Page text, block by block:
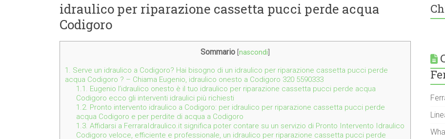
idraulico per riparazione cassetta pucci perde acqua
Codigoro
Sommario nascondi
1. Serve un idraulico a Codigoro? Hai bisogno di un idraulico per riparazione cassetta pucci perde
acqua Codigoro ? – Chiama Eugenio, idraulico onesto a Codigoro 320 5590333
1.1. Eugenio l’idraulico onesto è il tuo idraulico per riparazione cassetta pucci perde acqua
Codigoro ecco gli interventi idraulici più richiesti
1.2. Pronto intervento idraulico a Codigoro: per idraulico per riparazione cassetta pucci perde
acqua Codigoro e per perdite di acqua a Codigoro
1.3. Affidarsi a FerraraIdraulico.it significa poter contare su un servizio di Pronto Intervento Idraulico
Codigoro veloce, efficiente e professionale, un idraulico per riparazione cassetta pucci perde